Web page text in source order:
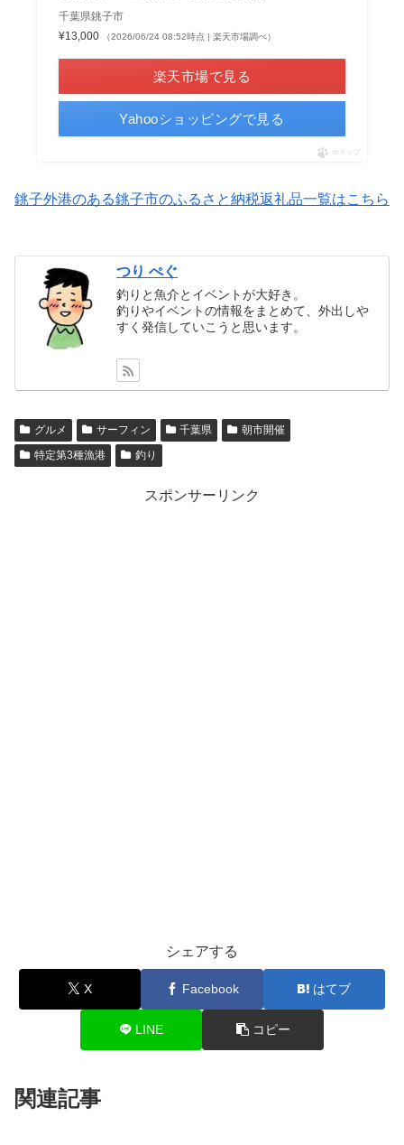
千葉県銚子市
¥13,000
（2026/06/24 08:52時点 | 楽天市場調べ）
楽天市場で見る
Yahooショッピングで見る
ポチップ
銚子外港のある銚子市のふるさと納税返礼品一覧はこちら
つり ぺぐ
釣りと魚介とイベントが大好き。
釣りやイベントの情報をまとめて、外出しや
すく発信していこうと思います。
グルメ サーフィン 千葉県
朝市開催
特定第3種漁港
釣り
スポンサーリンク
シェアする
X Facebook はてブ
LINE コピー
関連記事